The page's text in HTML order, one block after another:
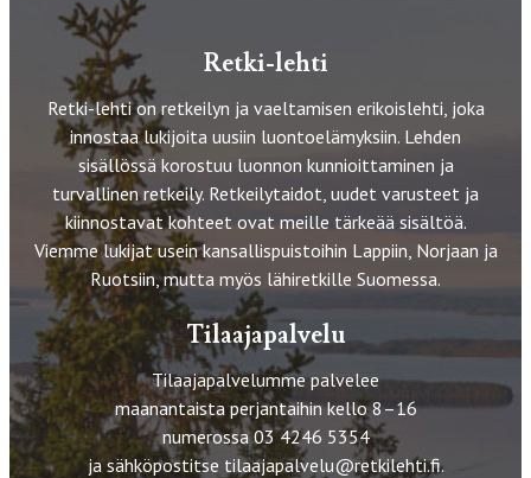
Retki-lehti
Retki-lehti on retkeilyn ja vaeltamisen erikoislehti, joka
innostaa lukijoita uusiin luontoelämyksiin. Lehden
sisällössä korostuu luonnon kunnioittaminen ja
turvallinen retkeily. Retkeilytaidot, uudet varusteet ja
kiinnostavat kohteet ovat meille tärkeää sisältöä.
Viemme lukijat usein kansallispuistoihin Lappiin, Norjaan ja
Ruotsiin, mutta myös lähiretkille Suomessa.
Tilaajapalvelu
Tilaajapalvelumme palvelee
maanantaista perjantaihin kello 8–16
numerossa 03 4246 5354
ja sähköpostitse tilaajapalvelu@retkilehti.fi.